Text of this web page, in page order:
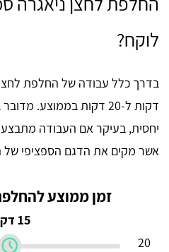
לוקח?
דקות ל-20 דקות בממוצע.
יחסית, בעיקר אם העבודה
אשר מקים את הדגם הספציפי של
זמן ממוצע
15 דקות
20